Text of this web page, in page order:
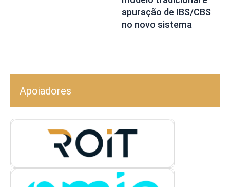
apuração de IBS/CBS
no novo sistema
Apoiadores